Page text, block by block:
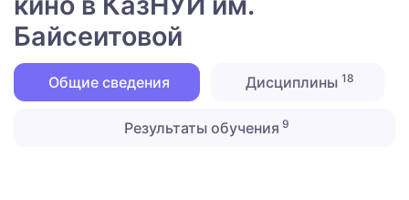
Байсеитовой
Общие сведения Дисциплины 18
Результаты обучения 9